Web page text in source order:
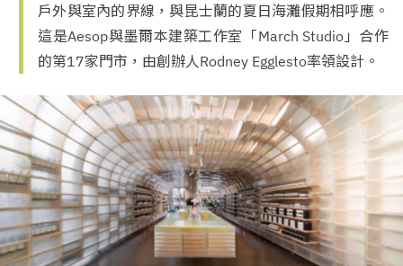
戶外與室內的界線，與昆士蘭的夏日海灘假期相呼應。
這是Aesop與墨爾本建築工作室「March Studio」合作
的第17家門市，由創辦人Rodney Egglesto率領設計。